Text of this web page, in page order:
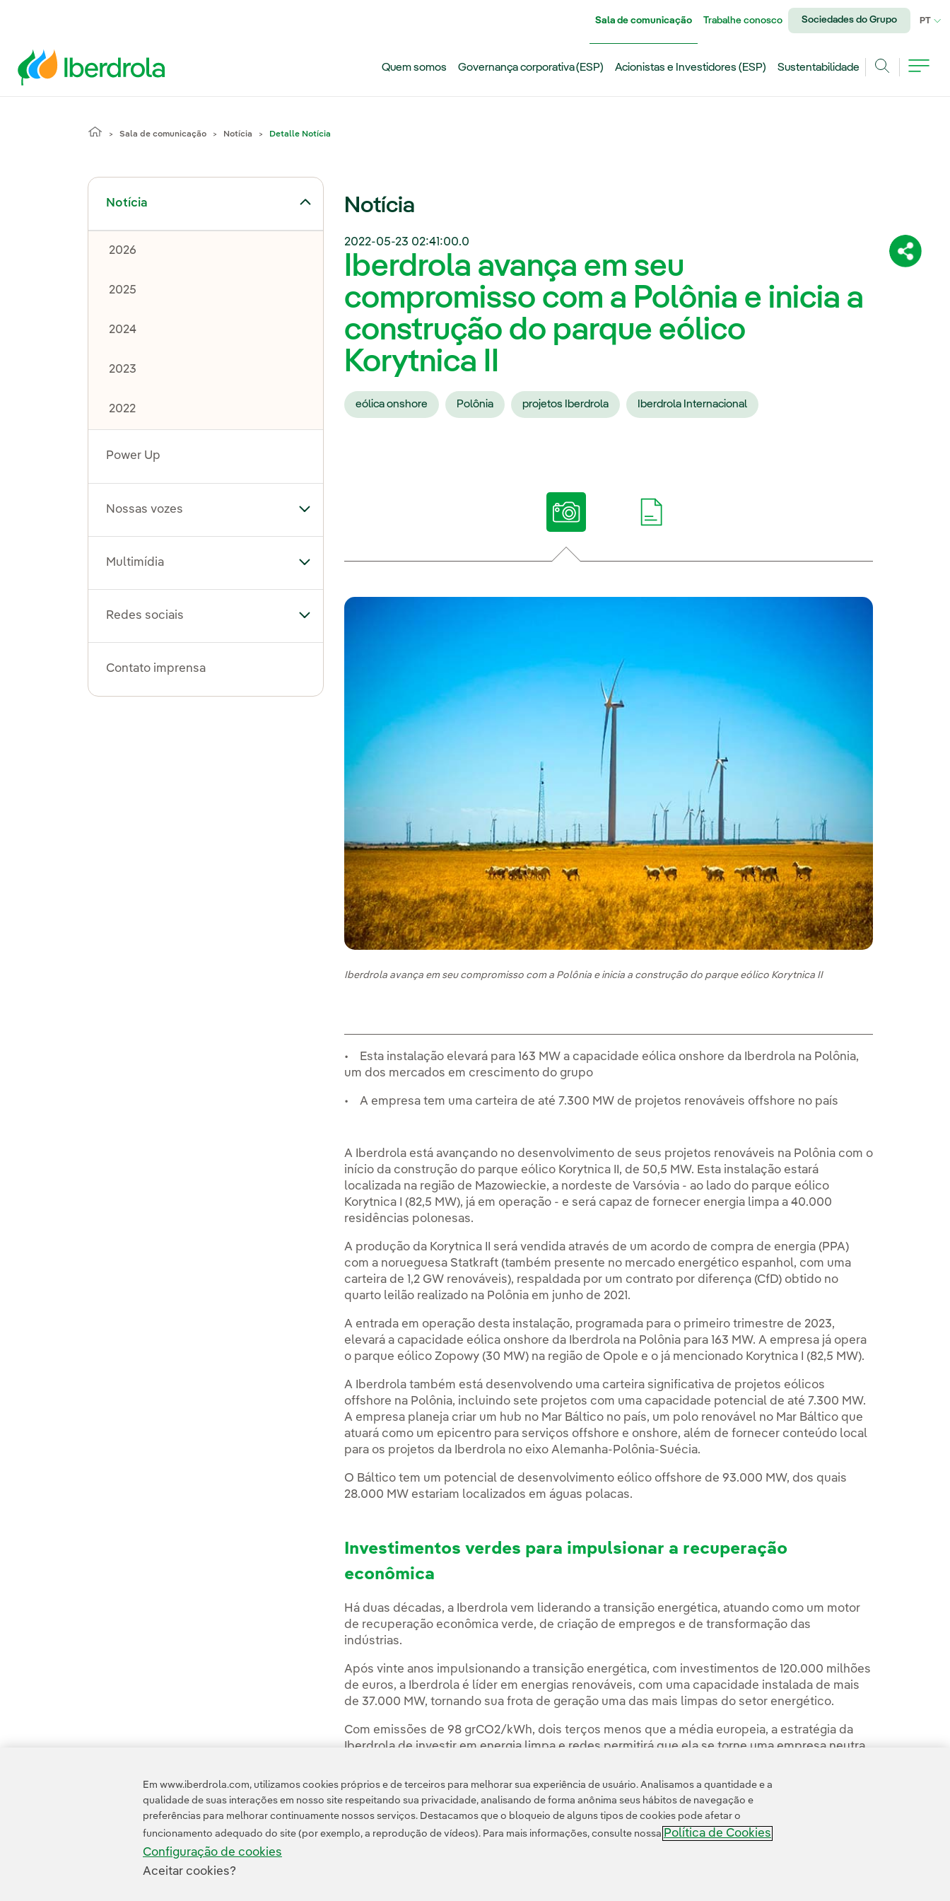
Sala de comunicação Trabalhe conosco Sociedades do Grupo PT
Quem somos Governança corporativa (ESP) Acionistas e Investidores (ESP)
Sustentabilidade
Sala de comunicação Notícia Detalle Notícia
Notícia
Alternar submenu de Notícia
2026
2025
2024
2023
2022
Power Up
Nossas vozes Alternar submenu de Nossas vozes
Multimídia Alternar submenu de Multimídia
Redes sociais Alternar submenu de Redes sociais
Contato imprensa
Notícia
2022-05-23 02:41:00.0
Iberdrola avança em seu
compromisso com a Polônia e inicia a
construção do parque eólico
Korytnica II
eólica onshore Polônia projetos Iberdrola Iberdrola Internacional
Iberdrola avança em seu compromisso com a Polônia e inicia a construção do parque eólico Korytnica II
• Esta instalação elevará para 163 MW a capacidade eólica onshore da Iberdrola na Polônia,
um dos mercados em crescimento do grupo
• A empresa tem uma carteira de até 7.300 MW de projetos renováveis offshore no país
A Iberdrola está avançando no desenvolvimento de seus projetos renováveis na Polônia com o
início da construção do parque eólico Korytnica II, de 50,5 MW. Esta instalação estará
localizada na região de Mazowieckie, a nordeste de Varsóvia - ao lado do parque eólico
Korytnica I (82,5 MW), já em operação - e será capaz de fornecer energia limpa a 40.000
residências polonesas.
A produção da Korytnica II será vendida através de um acordo de compra de energia (PPA)
com a norueguesa Statkraft (também presente no mercado energético espanhol, com uma
carteira de 1,2 GW renováveis), respaldada por um contrato por diferença (CfD) obtido no
quarto leilão realizado na Polônia em junho de 2021.
A entrada em operação desta instalação, programada para o primeiro trimestre de 2023,
elevará a capacidade eólica onshore da Iberdrola na Polônia para 163 MW. A empresa já opera
o parque eólico Zopowy (30 MW) na região de Opole e o já mencionado Korytnica I (82,5 MW).
A Iberdrola também está desenvolvendo uma carteira significativa de projetos eólicos
offshore na Polônia, incluindo sete projetos com uma capacidade potencial de até 7.300 MW.
A empresa planeja criar um hub no Mar Báltico no país, um polo renovável no Mar Báltico que
atuará como um epicentro para serviços offshore e onshore, além de fornecer conteúdo local
para os projetos da Iberdrola no eixo Alemanha-Polônia-Suécia.
O Báltico tem um potencial de desenvolvimento eólico offshore de 93.000 MW, dos quais
28.000 MW estariam localizados em águas polacas.
Investimentos verdes para impulsionar a recuperação
econômica
Há duas décadas, a Iberdrola vem liderando a transição energética, atuando como um motor
de recuperação econômica verde, de criação de empregos e de transformação das
indústrias.
Após vinte anos impulsionando a transição energética, com investimentos de 120.000 milhões
de euros, a Iberdrola é líder em energias renováveis, com uma capacidade instalada de mais
de 37.000 MW, tornando sua frota de geração uma das mais limpas do setor energético.
Com emissões de 98 grCO2/kWh, dois terços menos que a média europeia, a estratégia da
Iberdrola de investir em energia limpa e redes permitirá que ela se torne uma empresa neutra
Em www.iberdrola.com, utilizamos cookies próprios e de terceiros para melhorar sua experiência de usuário. Analisamos a quantidade e a
qualidade de suas interações em nosso site respeitando sua privacidade, analisando de forma anônima seus hábitos de navegação e
preferências para melhorar continuamente nossos serviços. Destacamos que o bloqueio de alguns tipos de cookies pode afetar o
funcionamento adequado do site (por exemplo, a reprodução de vídeos). Para mais informações, consulte nossa Política de Cookies
Configuração de cookies
Aceitar cookies?